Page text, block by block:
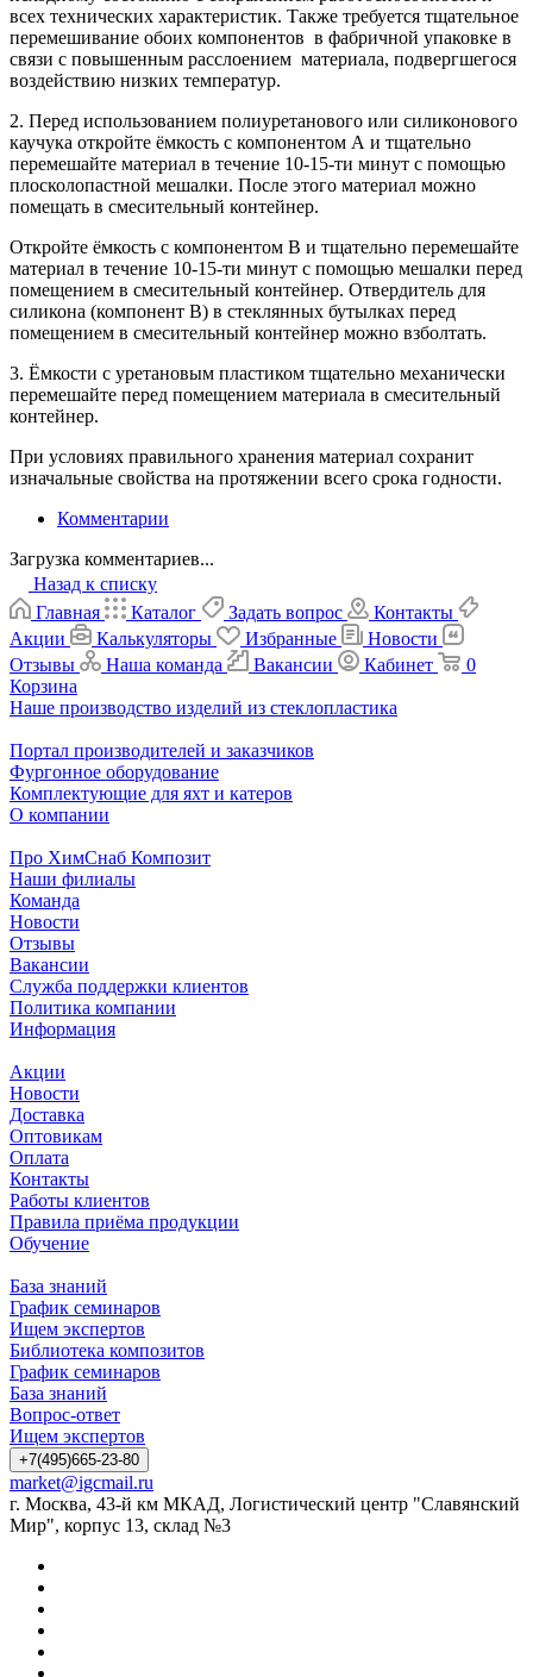
всех технических характеристик. Также требуется тщательное
перемешивание обоих компонентов в фабричной упаковке в
связи с повышенным расслоением материала, подвергшегося
воздействию низких температур.
2. Перед использованием полиуретанового или силиконового
каучука откройте ёмкость с компонентом А и тщательно
перемешайте материал в течение 10-15-ти минут с помощью
плосколопастной мешалки. После этого материал можно
помещать в смесительный контейнер.
Откройте ёмкость с компонентом B и тщательно перемешайте
материал в течение 10-15-ти минут с помощью мешалки перед
помещением в смесительный контейнер. Отвердитель для
силикона (компонент B) в стеклянных бутылках перед
помещением в смесительный контейнер можно взболтать.
3. Ёмкости с уретановым пластиком тщательно механически
перемешайте перед помещением материала в смесительный
контейнер.
При условиях правильного хранения материал сохранит
изначальные свойства на протяжении всего срока годности.
Комментарии
Загрузка комментариев...
Назад к списку
Главная
Каталог Задать вопрос
Контакты
Акции
Калькуляторы Избранные
Новости
Отзывы
Наша команда Вакансии Кабинет
0
Корзина
Наше производство изделий из стеклопластика
Портал производителей и заказчиков
Фургонное оборудование
Комплектующие для яхт и катеров
О компании
Про ХимСнаб Композит
Наши филиалы
Команда
Новости
Отзывы
Вакансии
Служба поддержки клиентов
Политика компании
Информация
Акции
Новости
Доставка
Оптовикам
Оплата
Контакты
Работы клиентов
Правила приёма продукции
Обучение
База знаний
График семинаров
Ищем экспертов
Библиотека композитов
График семинаров
База знаний
Вопрос-ответ
Ищем экспертов
+7(495)665-23-80
market@igcmail.ru
г. Москва, 43-й км МКАД, Логистический центр "Славянский
Мир", корпус 13, склад №3